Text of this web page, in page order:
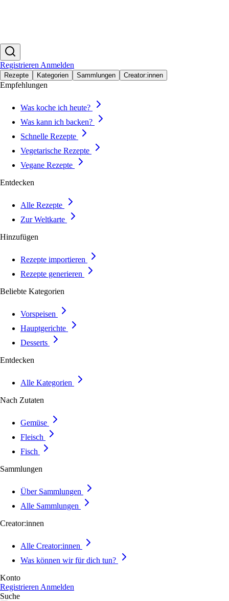
Registrieren Anmelden
Rezepte Kategorien Sammlungen Creator:innen
Empfehlungen
Was koche ich heute?
Was kann ich backen?
Schnelle Rezepte
Vegetarische Rezepte
Vegane Rezepte
Entdecken
Alle Rezepte
Zur Weltkarte
Hinzufügen
Rezepte importieren
Rezepte generieren
Beliebte Kategorien
Vorspeisen
Hauptgerichte
Desserts
Entdecken
Alle Kategorien
Nach Zutaten
Gemüse
Fleisch
Fisch
Sammlungen
Über Sammlungen
Alle Sammlungen
Creator:innen
Alle Creator:innen
Was können wir für dich tun?
Konto
Registrieren Anmelden
Suche